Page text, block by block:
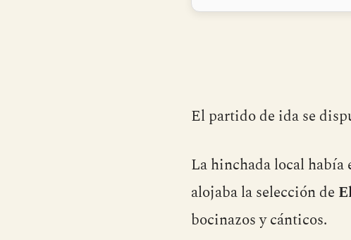
El partido de ida se
La hinchada local había
alojaba la selección de
bocinazos y cánticos.